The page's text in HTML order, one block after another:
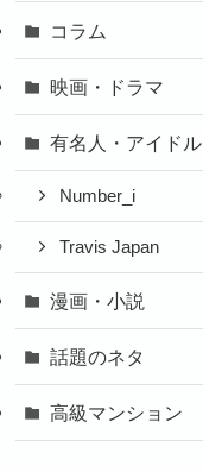
コラム
映画・ドラマ
有名人・アイドル
Number_i
Travis Japan
漫画・小説
話題のネタ
高級マンション